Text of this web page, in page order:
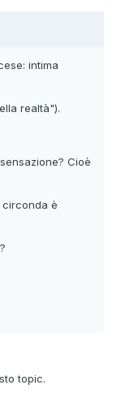
intima
realtà").
Cioè
è
topic.